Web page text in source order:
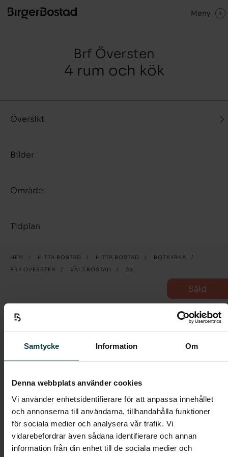
Samtycke Information Om
Denna webbplats använder cookies
Vi använder enhetsidentifierare för att anpassa innehållet
och annonserna till användarna, tillhandahålla funktioner
för sociala medier och analysera vår trafik. Vi
vidarebefordrar även sådana identifierare och annan
information från din enhet till de sociala medier och
Meny
Brf Översten
4 rum och kök
Översikt
Bilder
Område
Tidplan
HEM / HITTA BOSTAD / HITTA BOSTAD / BOTKYRKA
/
BRF ÖVERSTEN
/ VÄLJ BOSTAD / 39
Såld
39
4 rum och kök
Välkommen till denna välplanerade fyra om 82
I entrén möts du av ett praktiskt klinkergolv i grått,
och en stor garderob som döljer dina ytterkläder med
praktiska skjutdörrar.
Hallen tar dig vidare in i det rymliga vardagsrummet i